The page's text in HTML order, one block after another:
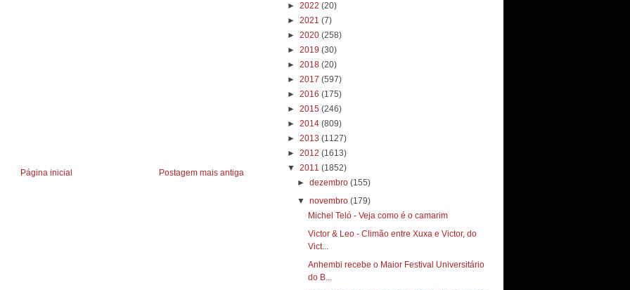
Postagem mais antiga
Página inicial
► 2022 (20)
► 2021 (7)
► 2020 (258)
► 2019 (30)
► 2018 (20)
► 2017 (597)
► 2016 (175)
► 2015 (246)
► 2014 (809)
► 2013 (1127)
► 2012 (1613)
▼ 2011 (1852)
►dezembro(155)
▼novembro(179)
Michel Teló - Veja como é o camarim
Victor & Leo - Climão entre Xuxa e Victor, do
Vict...
Anhembi recebe o Maior Festival Universitário
do B...